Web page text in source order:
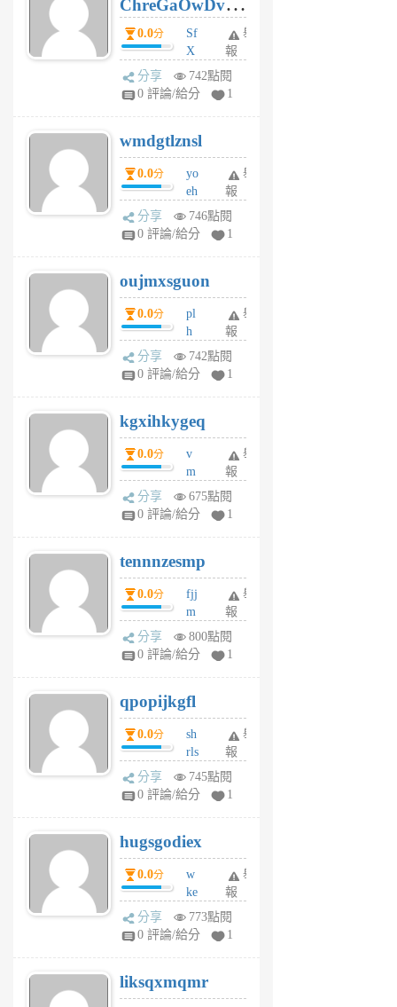
前
ChreGaOwDv
dY0.0分
Sf
X
Pe
Jc
R
P
m
v
A
V
個
月
前
舉
報
分享
742點閱
0 評論/給分
1
wmdgtlznsl
0.0分
yo
eh
ld
gy
個
月
前
舉
報
分享
746點閱
0 評論/給分
1
oujmxsguon
0.0分
pl
h
wi
w
6
個
月
前
舉
報
分享
742點閱
0 評論/給分
1
kgxihkygeq
0.0分
v
m
sg
sr
6
個
月
前
舉
報
分享
675點閱
0 評論/給分
1
tennnzesmp
0.0分
fjj
m
w
rs
6
個
月
前
舉
報
分享
800點閱
0 評論/給分
1
qpopijkgfl
0.0分
sh
rls
k
m
6
個
月
前
舉
報
分享
745點閱
0 評論/給分
1
hugsgodiex
0.0分
w
ke
rv
pj
6
個
舉
報
分享
773點閱
0 評論/給分
1
liksqxmqmr